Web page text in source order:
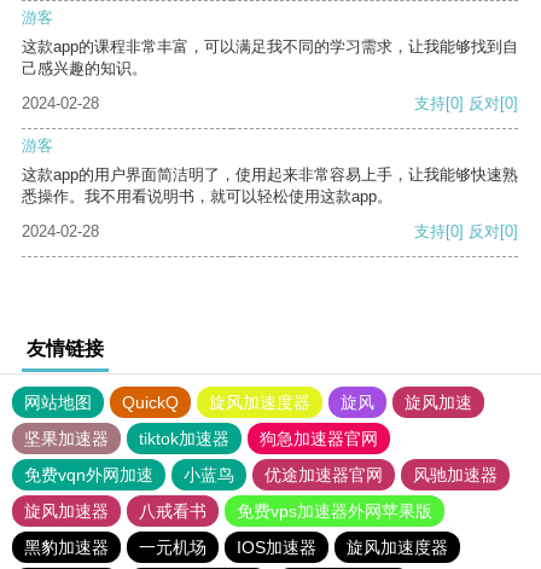
游客
这款app的课程非常丰富，可以满足我不同的学习需求，让我能够找到自
己感兴趣的知识。
2024-02-28
支持[0] 反对[0]
游客
这款app的用户界面简洁明了，使用起来非常容易上手，让我能够快速熟
悉操作。我不用看说明书，就可以轻松使用这款app。
2024-02-28
支持[0] 反对[0]
友情链接
网站地图 QuickQ 旋风加速度器 旋风
旋风加速
坚果加速器
tiktok加速器
狗急加速器官网
免费vqn外网加速
小蓝鸟 优途加速器官网
风驰加速器
旋风加速器
八戒看书
免费vps加速器外网苹果版
黑豹加速器
一元机场 IOS加速器
旋风加速度器